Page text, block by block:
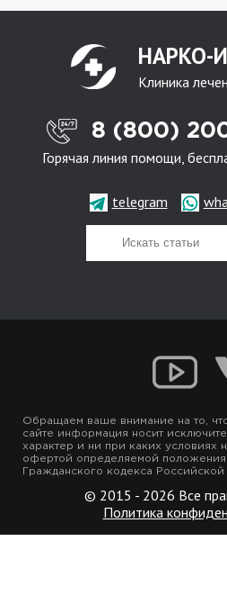
НАРКО-
Клиника
8 (800)
Горячая линия помощи,
telegram
Обращаем ваше внимание на то,
сайте информация носит
характер и ни при каких условиях
офертой определяемой
Гражданского кодекса
© 2015 - 2026 Все
Политика